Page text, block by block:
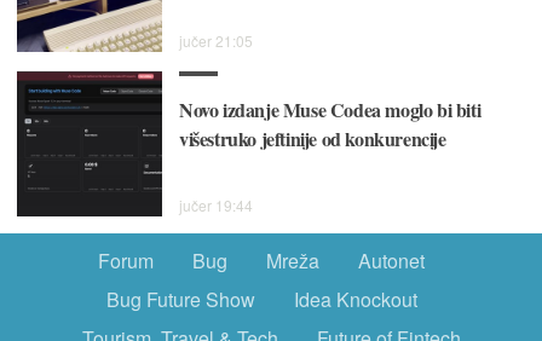
jučer 21:05
Novo izdanje Muse Codea moglo bi biti
višestruko jeftinije od konkurencije
jučer 19:44
Forum Bug Mreža
Autonet
Bug Future Show
Idea Knockout